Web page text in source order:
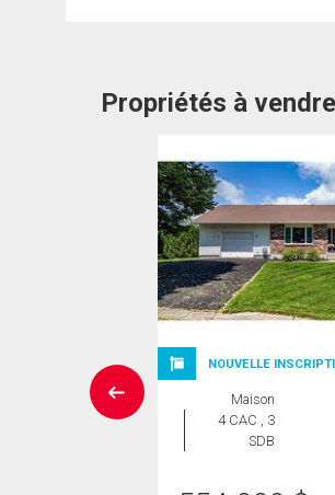
Propriétés à
INSCRIPTION NOUVELLE
Maison
4 CAC , 3
SDB